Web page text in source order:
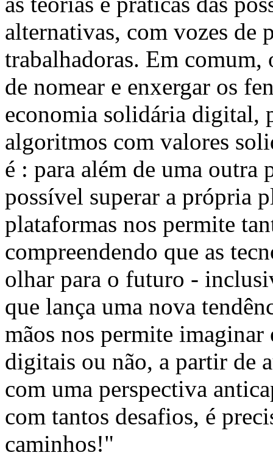
alternativas, com vozes de
trabalhadoras. Em comum,
de nomear e enxergar os
economia solidária digital,
algoritmos com valores
é : para além de uma outra
possível superar a própria
plataformas nos permite
compreendendo que as
olhar para o futuro -
que lança uma nova
mãos nos permite
digitais ou não, a partir de
com uma perspectiva
com tantos desafios, é
caminhos!"